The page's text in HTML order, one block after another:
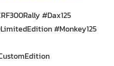
#Dax125
#Monkey125